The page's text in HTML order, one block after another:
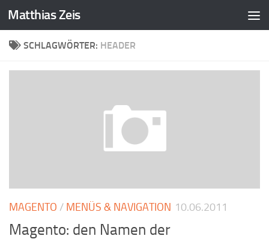
Zum Inhalt springen
Matthias Zeis
SCHLAGWÖRTER: HEADER
MAGENTO / MENÜS & NAVIGATION 10.06.2011
Magento: den Namen der